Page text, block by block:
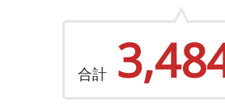
合計